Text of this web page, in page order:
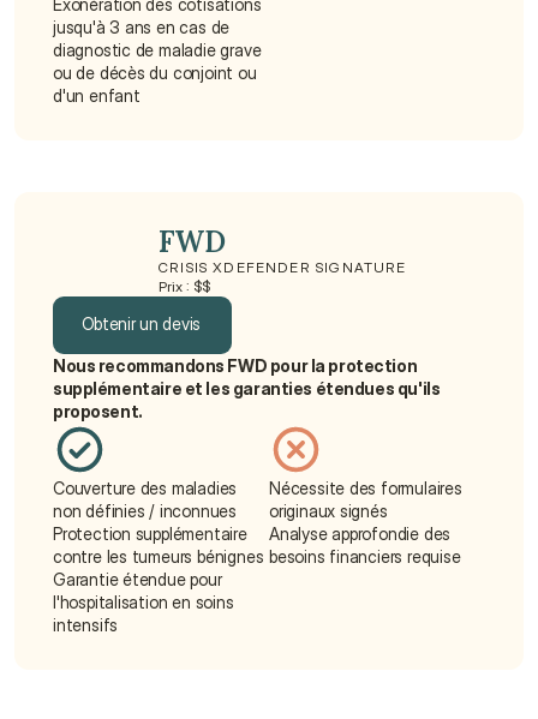
Exonération des cotisations
jusqu'à 3 ans en cas de
diagnostic de maladie grave
ou de décès du conjoint ou
d'un enfant
FWD
CRISIS XDEFENDER SIGNATURE
Prix : $$
Obtenir un devis
Obtenir un devis
Nous recommandons FWD pour la protection
supplémentaire et les garanties étendues qu'ils
proposent.
Couverture des maladies
non définies / inconnues
Protection supplémentaire
contre les tumeurs bénignes
Garantie étendue pour
l'hospitalisation en soins
intensifs
Nécessite des formulaires
originaux signés
Analyse approfondie des
besoins financiers requise